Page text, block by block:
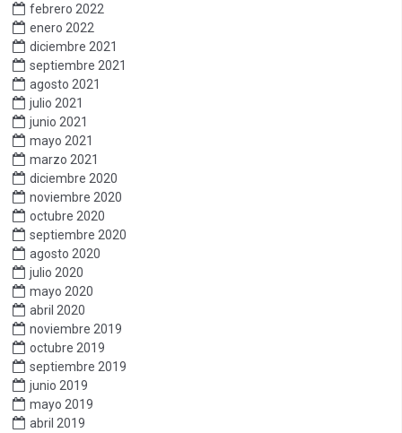
febrero 2022
enero 2022
diciembre 2021
septiembre 2021
agosto 2021
julio 2021
junio 2021
mayo 2021
marzo 2021
diciembre 2020
noviembre 2020
octubre 2020
septiembre 2020
agosto 2020
julio 2020
mayo 2020
abril 2020
noviembre 2019
octubre 2019
septiembre 2019
junio 2019
mayo 2019
abril 2019